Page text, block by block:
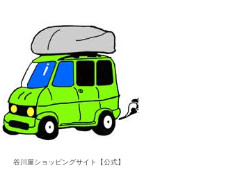
谷川屋ショッピングサイト【公式】